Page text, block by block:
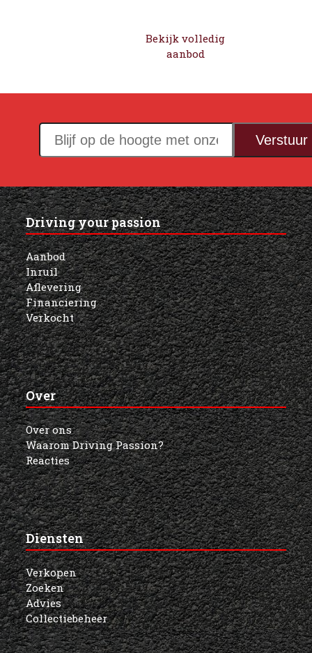
Bekijk volledig
aanbod
Blijf
op
hoogte
met
onze
nieuwsbrief!
Verstuur
Driving your passion
Aanbod
Inruil
Aflevering
Financiering
Verkocht
Over
Over ons
Waarom Driving Passion?
Reacties
Diensten
Verkopen
Zoeken
Advies
Collectiebeheer